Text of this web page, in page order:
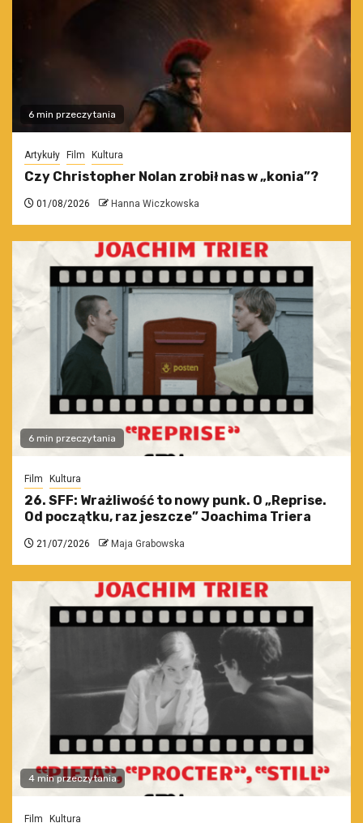
6 min przeczytania
Artykuły Film Kultura
Czy Christopher Nolan zrobił nas w „konia”?
01/08/2026 Hanna Wiczkowska
6 min przeczytania
Film Kultura
26. SFF: Wrażliwość to nowy punk. O „Reprise.
Od początku, raz jeszcze” Joachima Triera
21/07/2026 Maja Grabowska
4 min przeczytania
Film Kultura